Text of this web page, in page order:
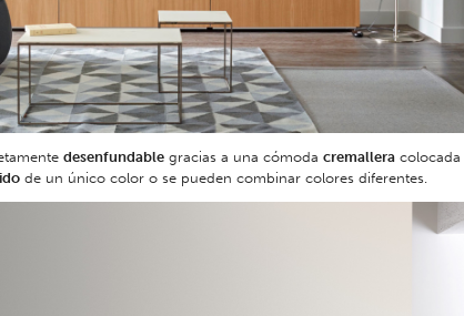
desenfundable gracias a una cómoda cremallera colocada
de un único color o se pueden combinar colores diferentes.